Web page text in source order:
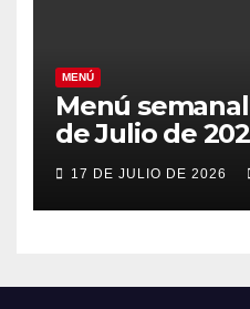
MENÚ
Menú
de Julio de
17 DE JULIO DE 2026